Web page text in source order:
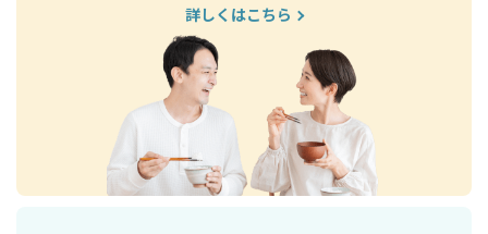
詳しくはこちら